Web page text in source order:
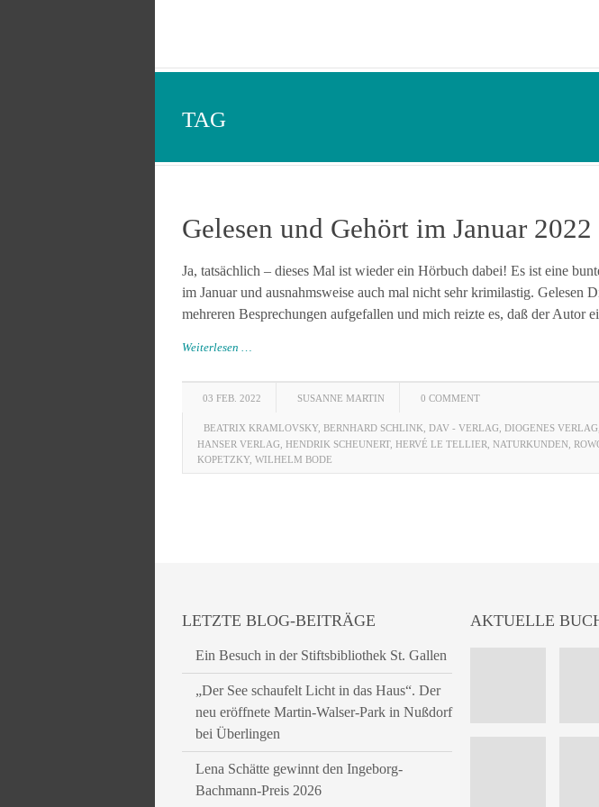
TAG
Gelesen und Gehört im Januar 2022
Ja, tatsächlich – dieses Mal ist wieder ein Hörbuch dabei! Es ist eine
im Januar und ausnahmsweise auch mal nicht sehr krimilastig. Gelesen
mehreren Besprechungen aufgefallen und mich reizte es, daß der Autor
Weiterlesen …
03 FEB. 2022 SUSANNE MARTIN 0 COMMENT
BEATRIX KRAMLOVSKY, BERNHARD SCHLINK DAV - VERLAG DIOGENES VERLAG
HANSER VERLAG HENDRIK SCHEUNERT, HERVÉ LE TELLIER NATURKUNDEN
KOPETZKY, WILHELM BODE
LETZTE BLOG-BEITRÄGE
Ein Besuch in der Stiftsbibliothek St. Gallen
„Der See schaufelt Licht in das Haus“. Der
neu eröffnete Martin-Walser-Park in Nußdorf
bei Überlingen
Lena Schätte gewinnt den Ingeborg-
Bachmann-Preis 2026
AKTUELLE